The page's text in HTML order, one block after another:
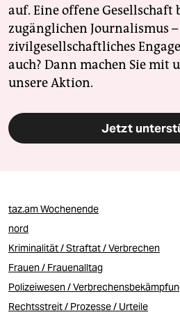
auf. Eine offene
zugänglichen Journalismus
zivilgesellschaftliches
auch? Dann machen Sie mit
unsere Aktion.
Jetzt
taz.am Wochenende
nord
Kriminalität / Straftat / Verbrechen
Frauen / Frauenalltag
Polizeiwesen /
Rechtsstreit / Prozesse / Urteile